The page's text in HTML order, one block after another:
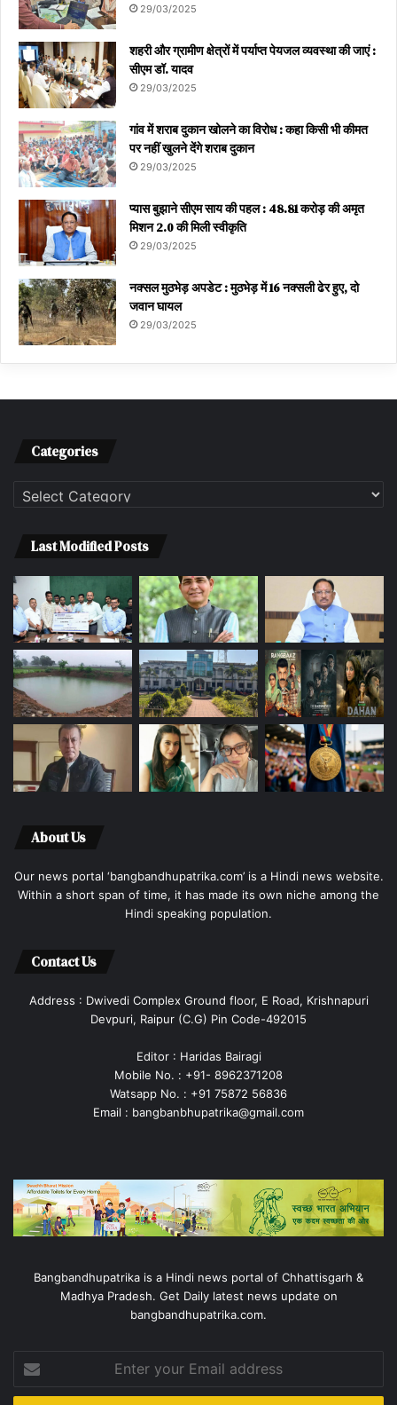
29/03/2025
शहरी और ग्रामीण क्षेत्रों में पर्याप्त पेयजल व्यवस्था की जाएं :
सीएम डॉ. यादव
29/03/2025
गांव में शराब दुकान खोलने का विरोध : कहा किसी भी कीमत
पर नहीं खुलने देंगे शराब दुकान
29/03/2025
प्यास बुझाने सीएम साय की पहल : 48.81 करोड़ की अमृत
मिशन 2.0 की मिली स्वीकृति
29/03/2025
नक्सल मुठभेड़ अपडेट : मुठभेड़ में 16 नक्सली ढेर हुए, दो
जवान घायल
29/03/2025
Categories
Categories
Last Modified Posts
About Us
Our news portal ‘bangbandhupatrika.com’ is a Hindi news website.
Within a short span of time, it has made its own niche among the
Hindi speaking population.
Contact Us
Address : Dwivedi Complex Ground floor, E Road, Krishnapuri
Devpuri, Raipur (C.G) Pin Code-492015
Editor : Haridas Bairagi
Mobile No. : +91- 8962371208
Watsapp No. : +91 75872 56836
Email : bangbanbhupatrika@gmail.com
Bangbandhupatrika is a Hindi news portal of Chhattisgarh &
Madhya Pradesh. Get Daily latest news update on
bangbandhupatrika.com.
your
Email